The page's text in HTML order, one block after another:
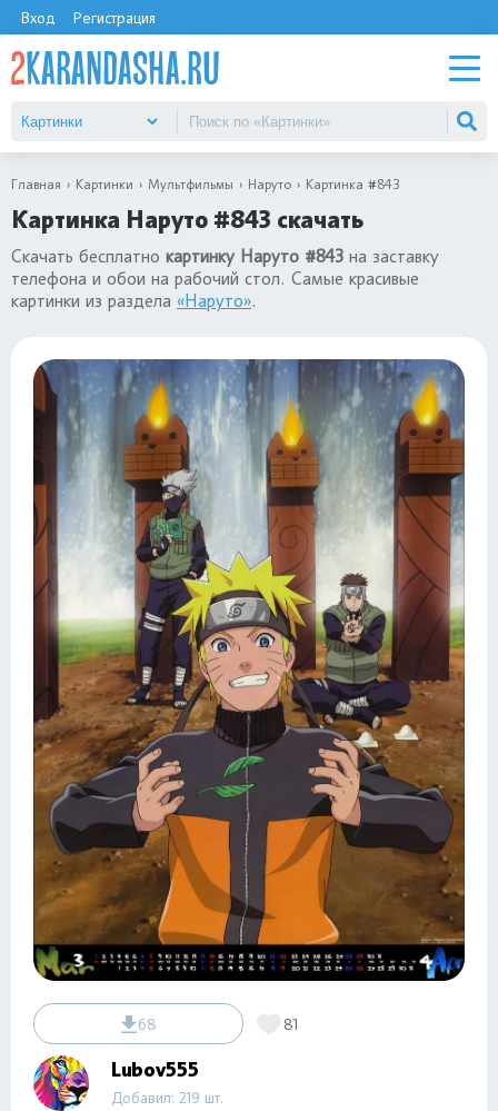
Вход Регистрация
Главная Картинки Мультфильмы Наруто Картинка #843
Картинка Наруто #843 скачать
Скачать бесплатно картинку Наруто #843 на заставку
телефона и обои на рабочий стол. Самые красивые
картинки из раздела «Наруто».
68 81
Lubov555
Добавил: 219 шт.